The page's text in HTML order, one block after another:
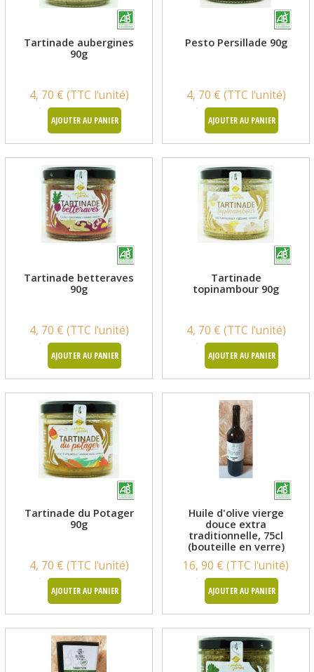
Tartinade aubergines
90g
4, 70 € (TTC l'unité)
AJOUTER AU PANIER
Pesto Persillade 90g
4, 70 € (TTC l'unité)
AJOUTER AU PANIER
Tartinade betteraves
90g
4, 70 € (TTC l'unité)
AJOUTER AU PANIER
Tartinade
topinambour 90g
4, 70 € (TTC l'unité)
AJOUTER AU PANIER
Tartinade du Potager
90g
4, 70 € (TTC l'unité)
AJOUTER AU PANIER
Huile d'olive vierge
douce extra
traditionnelle, 75cl
(bouteille en verre)
16, 90 € (TTC l'unité)
AJOUTER AU PANIER